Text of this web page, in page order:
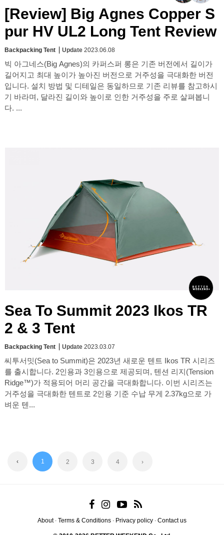
[Review] Big Agnes Copper S
pur HV UL2 Long Tent Review
Backpacking Tent Update 2023.06.08
빅 아그네스(Big Agnes)의 카퍼스퍼 롱은 기존 버전에서 길이가
길어지고 최대 높이가 높아진 버전으로 거주성을 극대화한 버전
입니다. 설치 방법 및 디테일은 동일하므로 기존 리뷰를 참고하시
기 바라며, 달라진 길이와 높이로 인한 거주성을 주로 살펴봅니
다. ...
Sea To Summit 2023 Ikos TR
2 & 3 Tent
Backpacking Tent Update 2023.03.07
씨투서밋(Sea to Summit)은 2023년 새로운 텐트 Ikos TR 시리즈
를 출시합니다. 2인용과 3인용으로 제공되며, 텐션 리지(Tension
Ridge™)가 적용되어 머리 공간을 극대화합니다. 이번 시리즈는
거주성을 극대화한 텐트로 2인용 기준 수납 무게 2.37kg으로 가
벼운 텐...
‹ 1 2 3 4 ›
About· Terms & Conditions · Privacy policy · Contact us